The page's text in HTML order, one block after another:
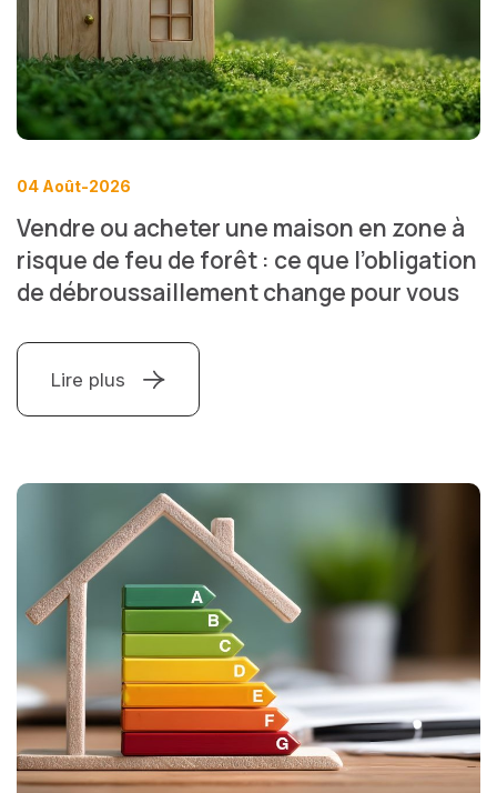
04 Août-2026
Vendre ou acheter une maison en zone à
risque de feu de forêt : ce que l’obligation
de débroussaillement change pour vous
Lire plus